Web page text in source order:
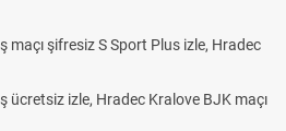
maçı şifresiz S Sport Plus izle, Hradec
ücretsiz izle, Hradec Kralove BJK maçı